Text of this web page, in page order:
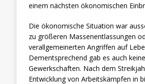
einem nächsten ökonomischen
Die ökonomische Situation war
zu größeren Massenentlassungen
verallgemeinerten Angriffen auf
Dementsprechend gab es auch
Gewerkschaften. Nach dem
Entwicklung von Arbeitskämpfen in